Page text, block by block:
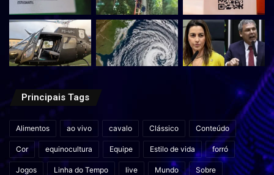
Principais Tags
Alimentos ao vivo cavalo Clássico Conteúdo
Cor equinocultura Equipe Estilo de vida forró
Jogos Linha do Tempo live Mundo Sobre